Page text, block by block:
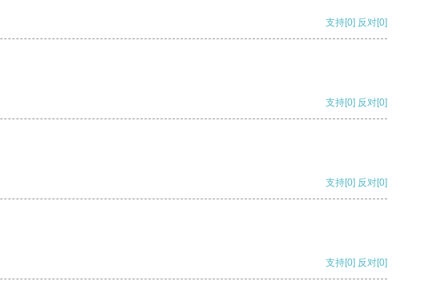
支持[0] 反对[0]
支持[0] 反对[0]
支持[0] 反对[0]
支持[0] 反对[0]